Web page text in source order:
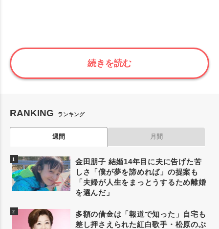
続きを読む
RANKING ランキング
週間 月間
金田朋子 結婚14年目に夫に告げた苦
しさ「僕が夢を諦めれば」の提案も
「夫婦が人生をまっとうするため離婚
を選んだ」
多額の借金は「報道で知った」自宅も
差し押さえられた紅白歌手・松原のぶ